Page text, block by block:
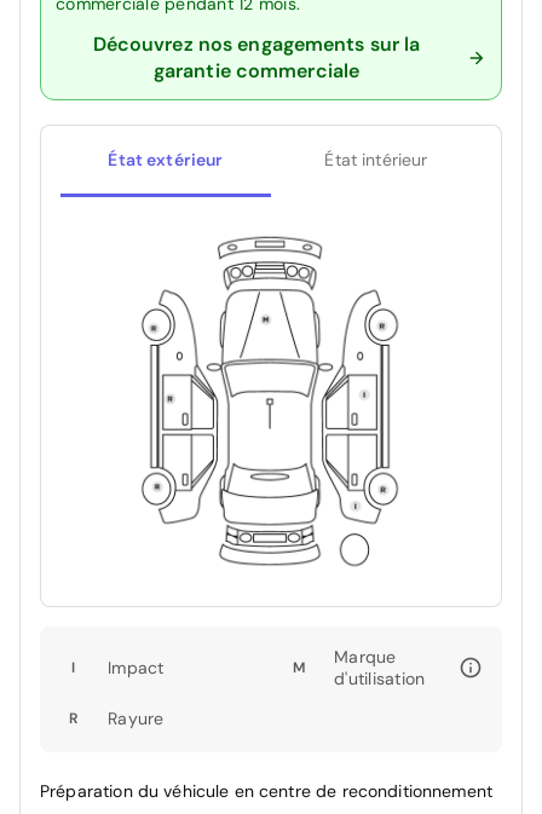
Découvrez nos engagements sur la
garantie commerciale
État extérieur État intérieur
I Impact M
Marque
d'utilisation
R Rayure
Préparation du véhicule en centre de reconditionnement